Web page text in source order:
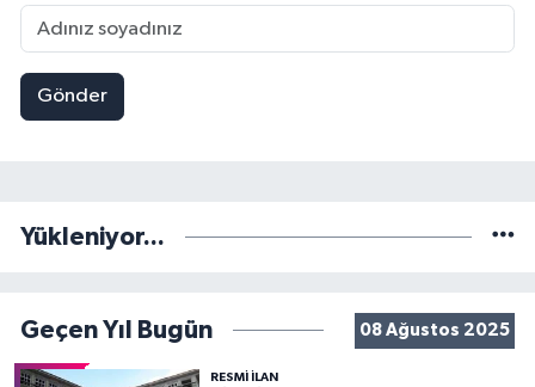
Gönder
Yükleniyor...
Geçen Yıl Bugün 08 Ağustos 2025
RESMİ İLAN